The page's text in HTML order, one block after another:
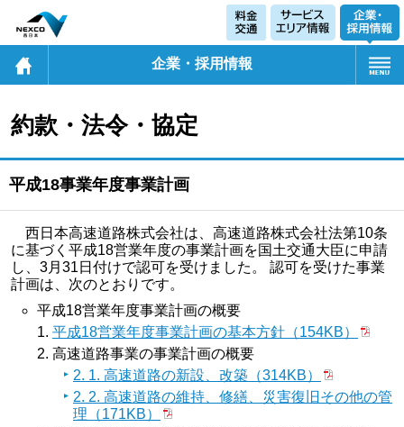
企業・採用情報
約款・法令・協定
平成18事業年度事業計画
西日本高速道路株式会社は、高速道路株式会社法第10条
に基づく平成18営業年度の事業計画を国土交通大臣に申請
し、3月31日付けで認可を受けました。 認可を受けた事業
計画は、次のとおりです。
平成18営業年度事業計画の概要
平成18営業年度事業計画の基本方針（154KB）
高速道路事業の事業計画の概要
2. 1. 高速道路の新設、改築（314KB）
2. 2. 高速道路の維持、修繕、災害復旧その他の管
理（171KB）